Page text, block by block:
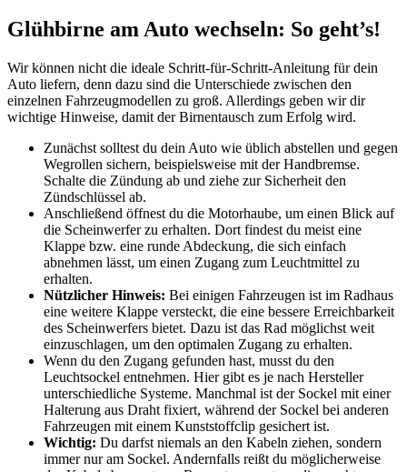
Glühbirne am Auto wechseln: So geht’s!
Wir können nicht die ideale Schritt-für-Schritt-Anleitung für dein
Auto liefern, denn dazu sind die Unterschiede zwischen den
einzelnen Fahrzeugmodellen zu groß. Allerdings geben wir dir
wichtige Hinweise, damit der Birnentausch zum Erfolg wird.
Zunächst solltest du dein Auto wie üblich abstellen und gegen
Wegrollen sichern, beispielsweise mit der Handbremse.
Schalte die Zündung ab und ziehe zur Sicherheit den
Zündschlüssel ab.
Anschließend öffnest du die Motorhaube, um einen Blick auf
die Scheinwerfer zu erhalten. Dort findest du meist eine
Klappe bzw. eine runde Abdeckung, die sich einfach
abnehmen lässt, um einen Zugang zum Leuchtmittel zu
erhalten.
Nützlicher Hinweis: Bei einigen Fahrzeugen ist im Radhaus
eine weitere Klappe versteckt, die eine bessere Erreichbarkeit
des Scheinwerfers bietet. Dazu ist das Rad möglichst weit
einzuschlagen, um den optimalen Zugang zu erhalten.
Wenn du den Zugang gefunden hast, musst du den
Leuchtsockel entnehmen. Hier gibt es je nach Hersteller
unterschiedliche Systeme. Manchmal ist der Sockel mit einer
Halterung aus Draht fixiert, während der Sockel bei anderen
Fahrzeugen mit einem Kunststoffclip gesichert ist.
Wichtig: Du darfst niemals an den Kabeln ziehen, sondern
immer nur am Sockel. Andernfalls reißt du möglicherweise